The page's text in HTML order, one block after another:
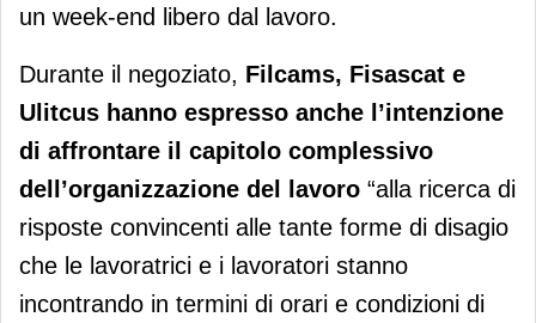
un week-end libero dal lavoro.
Durante il negoziato, Filcams, Fisascat e
Ulitcus hanno espresso anche l’intenzione
di affrontare il capitolo complessivo
dell’organizzazione del lavoro “alla ricerca di
risposte convincenti alle tante forme di disagio
che le lavoratrici e i lavoratori stanno
incontrando in termini di orari e condizioni di